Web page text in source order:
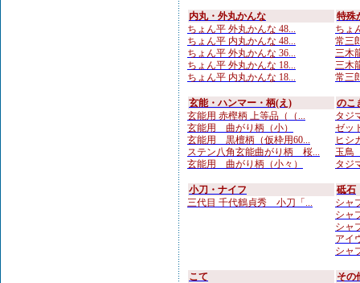
内丸・外丸かんな
ちょん平 外丸かんな 48...
ちょん平 内丸かんな 48...
ちょん平 外丸かんな 36...
ちょん平 外丸かんな 18...
ちょん平 内丸かんな 18...
特殊
ちょ
常三
三木
三木
常三
玄能・ハンマー・柄(え)
玄能用 赤樫柄 上等品（（...
玄能用 曲がり柄（小）
玄能用 黒檀柄（仮枠用60...
ステン八角玄能曲がり柄 桜...
玄能用 曲がり柄（小々）
のこ
タジ
ゼッ
ヒシ
玉鳥
タジ
小刀・ナイフ
三代目 千代鶴貞秀 小刀「...
砥石
シャ
シャ
シャ
アイ
シャ
こて
その